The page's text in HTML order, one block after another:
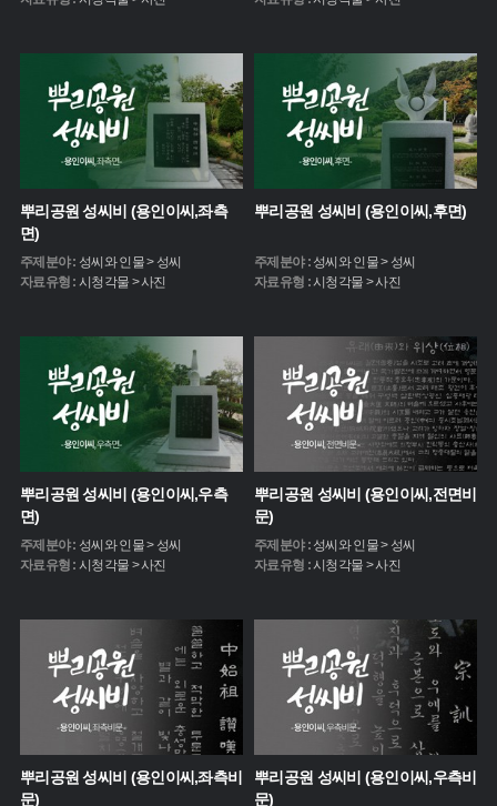
뿌리공원 성씨비 (용인이씨,좌측
면)
주제분야 : 성씨와 인물 > 성씨
자료유형 : 시청각물 > 사진
뿌리공원 성씨비 (용인이씨,후면)
주제분야 :성씨와 인물 > 성씨
자료유형 :시청각물 > 사진
뿌리공원 성씨비 (용인이씨,우측
면)
주제분야 : 성씨와 인물 > 성씨
자료유형 : 시청각물 > 사진
뿌리공원 성씨비 (용인이씨,전면비
문)
주제분야 :성씨와 인물 > 성씨
자료유형 :시청각물 > 사진
뿌리공원 성씨비 (용인이씨,좌측비
문)
뿌리공원 성씨비 (용인이씨,우측비
문)